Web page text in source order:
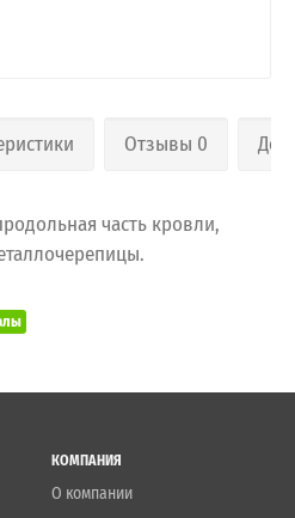
Отзывы 0
часть кровли,
КОМПАНИЯ
О компании